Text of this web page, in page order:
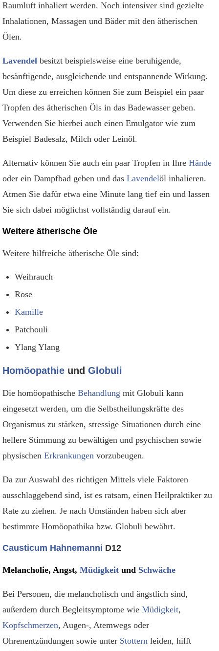
Raumluft inhaliert werden. Noch intensiver sind gezielte
Inhalationen, Massagen und Bäder mit den ätherischen
Ölen.
Lavendel besitzt beispielsweise eine beruhigende,
besänftigende, ausgleichende und entspannende Wirkung.
Um diese zu erreichen können Sie zum Beispiel ein paar
Tropfen des ätherischen Öls in das Badewasser geben.
Verwenden Sie hierbei auch einen Emulgator wie zum
Beispiel Badesalz, Milch oder Leinöl.
Alternativ können Sie auch ein paar Tropfen in Ihre Hände
oder ein Dampfbad geben und das Lavendelöl inhalieren.
Atmen Sie dafür etwa eine Minute lang tief ein und lassen
Sie sich dabei möglichst vollständig darauf ein.
Weitere ätherische Öle
Weitere hilfreiche ätherische Öle sind:
Weihrauch
Rose
Kamille
Patchouli
Ylang Ylang
Homöopathie und Globuli
Die homöopathische Behandlung mit Globuli kann
eingesetzt werden, um die Selbstheilungskräfte des
Organismus zu stärken, stressige Situationen durch eine
hellere Stimmung zu bewältigen und psychischen sowie
physischen Erkrankungen vorzubeugen.
Da zur Auswahl des richtigen Mittels viele Faktoren
ausschlaggebend sind, ist es ratsam, einen Heilpraktiker zu
Rate zu ziehen. Je nach Umständen haben sich aber
bestimmte Homöopathika bzw. Globuli bewährt.
Causticum Hahnemanni D12
Melancholie, Angst, Müdigkeit und Schwäche
Bei Personen, die melancholisch und ängstlich sind,
außerdem durch Begleitsymptome wie Müdigkeit,
Kopfschmerzen, Augen-, Atemwegs oder
Ohrenentzündungen sowie unter Stottern leiden, hilft